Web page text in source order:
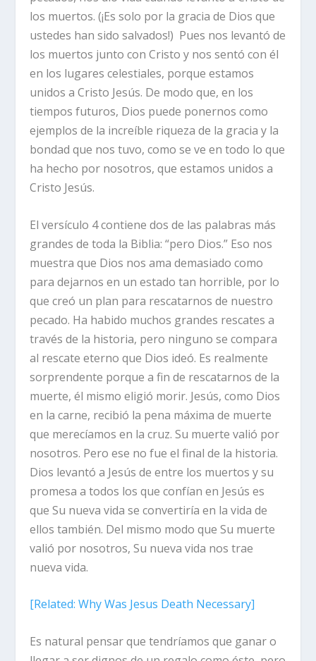
los muertos. (¡Es solo por la gracia de Dios que
ustedes han sido salvados!) Pues nos levantó de
los muertos junto con Cristo y nos sentó con él
en los lugares celestiales, porque estamos
unidos a Cristo Jesús. De modo que, en los
tiempos futuros, Dios puede ponernos como
ejemplos de la increíble riqueza de la gracia y la
bondad que nos tuvo, como se ve en todo lo que
ha hecho por nosotros, que estamos unidos a
Cristo Jesús.
El versículo 4 contiene dos de las palabras más
grandes de toda la Biblia: “pero Dios.” Eso nos
muestra que Dios nos ama demasiado como
para dejarnos en un estado tan horrible, por lo
que creó un plan para rescatarnos de nuestro
pecado. Ha habido muchos grandes rescates a
través de la historia, pero ninguno se compara
al rescate eterno que Dios ideó. Es realmente
sorprendente porque a fin de rescatarnos de la
muerte, él mismo eligió morir. Jesús, como Dios
en la carne, recibió la pena máxima de muerte
que merecíamos en la cruz. Su muerte valió por
nosotros. Pero ese no fue el final de la historia.
Dios levantó a Jesús de entre los muertos y su
promesa a todos los que confían en Jesús es
que Su nueva vida se convertiría en la vida de
ellos también. Del mismo modo que Su muerte
valió por nosotros, Su nueva vida nos trae
nueva vida.
[Related: Why Was Jesus Death Necessary]
Es natural pensar que tendríamos que ganar o